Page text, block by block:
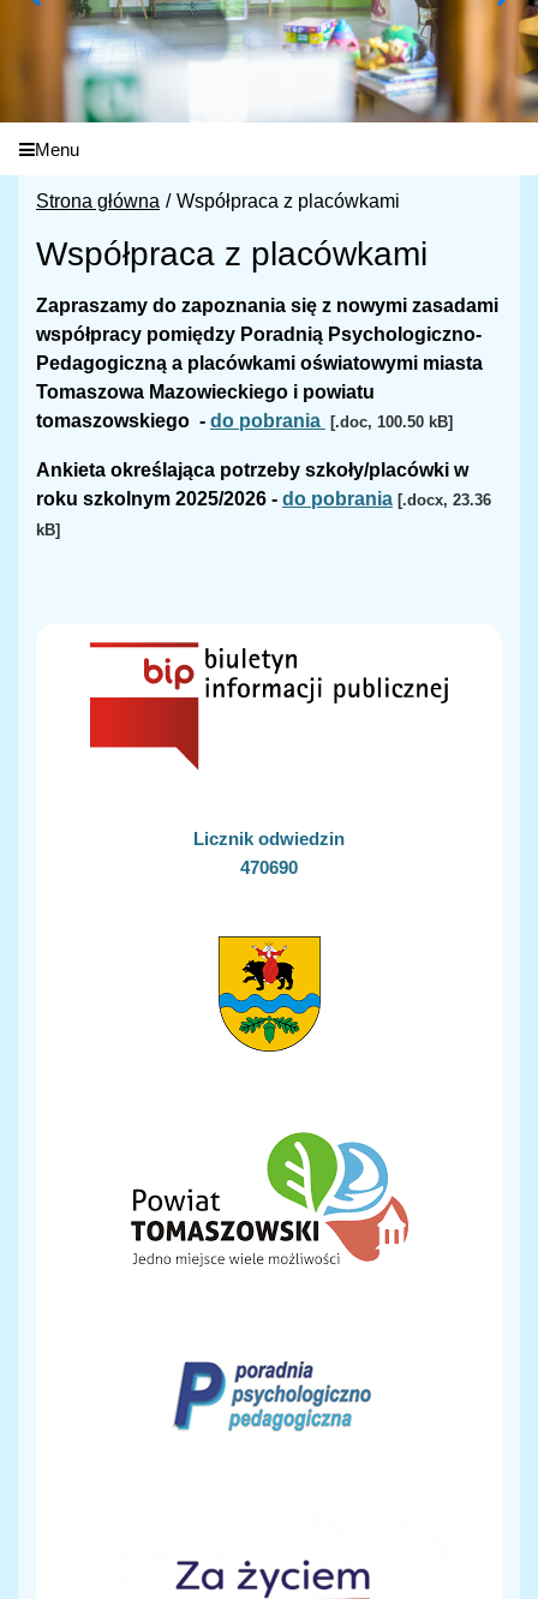
Menu
Strona główna Współpraca z placówkami
Współpraca z placówkami
Zapraszamy do zapoznania się z nowymi zasadami
współpracy pomiędzy Poradnią Psychologiczno-
Pedagogiczną a placówkami oświatowymi miasta
Tomaszowa Mazowieckiego i powiatu
tomaszowskiego - do pobrania [.doc, 100.50 kB]
Ankieta określająca potrzeby szkoły/placówki w
roku szkolnym 2025/2026 - do pobrania [.docx, 23.36
kB]
Licznik odwiedzin
470690